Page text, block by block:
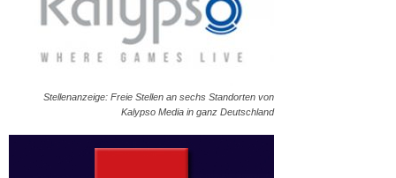
Stellenanzeige: Freie Stellen an sechs Standorten von
Kalypso Media in ganz Deutschland